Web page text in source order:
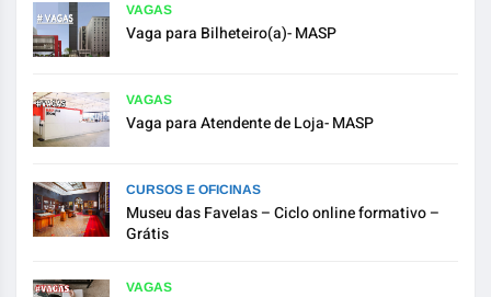
VAGAS
Vaga para Bilheteiro(a)- MASP
VAGAS
Vaga para Atendente de Loja- MASP
CURSOS E OFICINAS
Museu das Favelas – Ciclo online formativo –
Grátis
VAGAS